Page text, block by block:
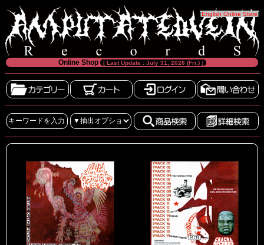
[English Online Store]
Online Shop [ Last Update : July 31, 2026 (Fri.) ]